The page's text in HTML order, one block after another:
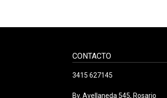
CONTACTO
3415 627145
Bv. Avellaneda 545, Rosario